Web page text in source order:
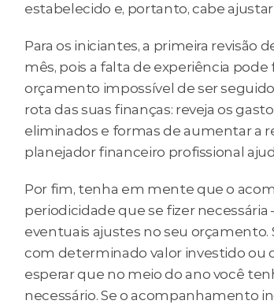
estabelecido e, portanto, cabe
Para os iniciantes, a primeira revisão
mês, pois a falta de experiência
orçamento impossível de ser
rota das suas finanças: reveja os
eliminados e formas de aumentar a
planejador financeiro profissional
Por fim, tenha em mente que o
periodicidade que se fizer
eventuais ajustes no seu
com determinado valor investido ou
esperar que no meio do ano você
necessário. Se o acompanhamento